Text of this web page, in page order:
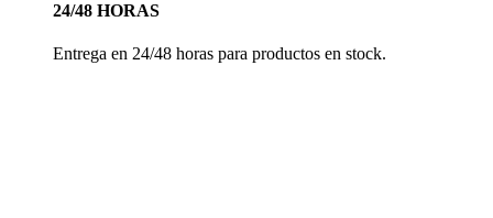
24/48 HORAS
Entrega en 24/48 horas para productos en stock.